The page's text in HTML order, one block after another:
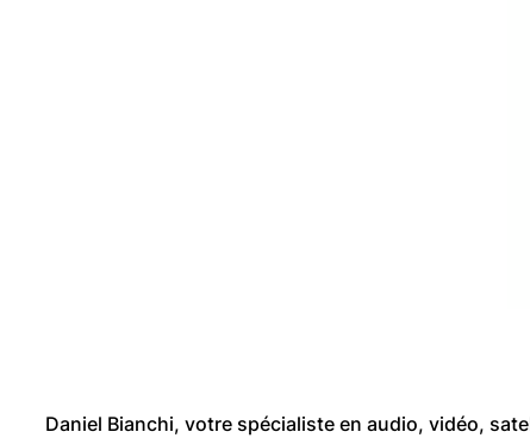
Daniel Bianchi, votre spécialiste en audio, vidéo,